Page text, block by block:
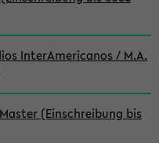
InterAmericanos / M.A.
(Einschreibung bis